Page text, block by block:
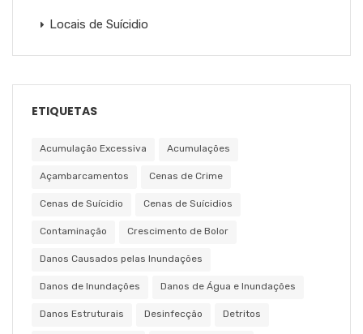
Locais de Suícidio
ETIQUETAS
Acumulação Excessiva Acumulações
Açambarcamentos Cenas de Crime
Cenas de Suícidio Cenas de Suícidios
Contaminação Crescimento de Bolor
Danos Causados pelas Inundações
Danos de Inundações Danos de Água e Inundações
Danos Estruturais Desinfecção Detritos